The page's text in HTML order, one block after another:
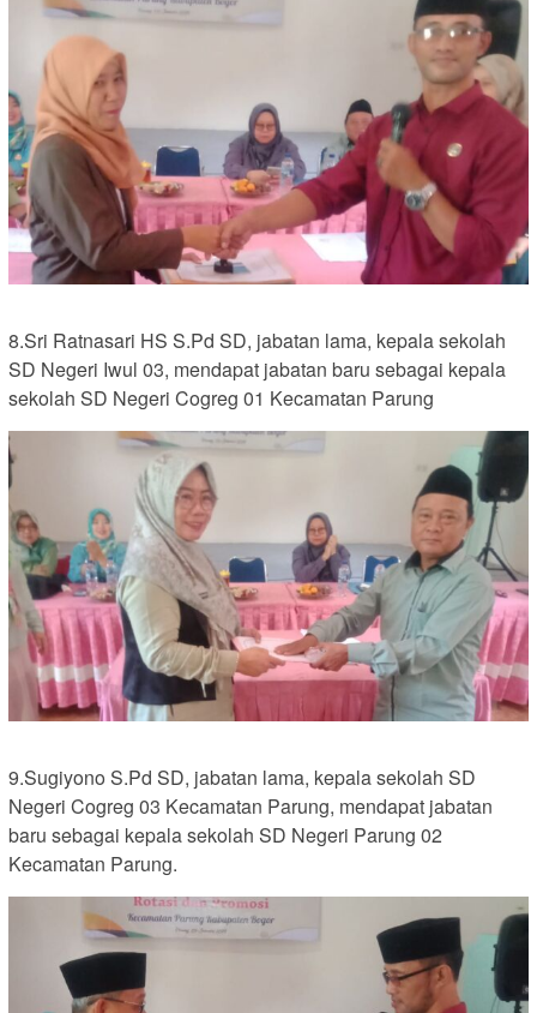
8.Sri Ratnasari HS S.Pd SD, jabatan lama, kepala sekolah
SD Negeri Iwul 03, mendapat jabatan baru sebagai kepala
sekolah SD Negeri Cogreg 01 Kecamatan Parung
9.Sugiyono S.Pd SD, jabatan lama, kepala sekolah SD
Negeri Cogreg 03 Kecamatan Parung, mendapat jabatan
baru sebagai kepala sekolah SD Negeri Parung 02
Kecamatan Parung.